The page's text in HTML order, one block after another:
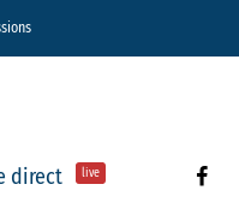
direct live